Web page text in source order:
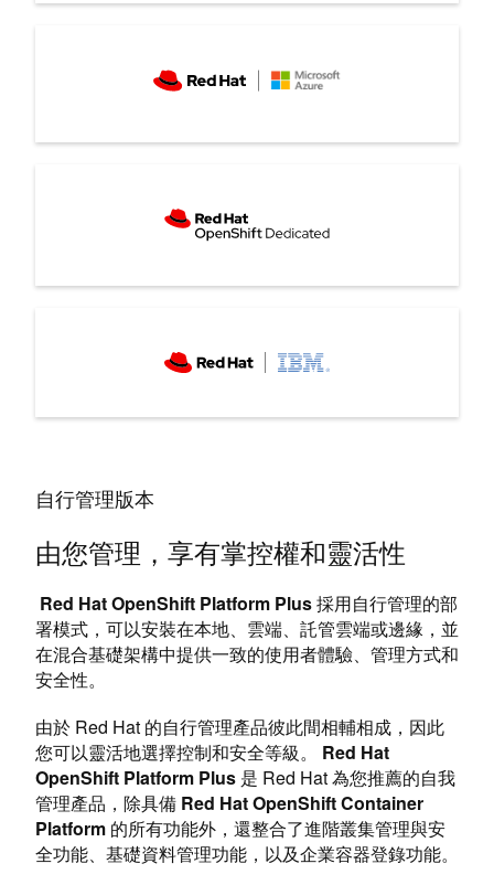
自行管理版本
由您管理，享有掌控權和靈活性
Red Hat OpenShift Platform Plus採用自行管理的部
署模式，可以安裝在本地、雲端、託管雲端或邊緣，並
在混合基礎架構中提供一致的使用者體驗、管理方式和
安全性。
由於 Red Hat 的自行管理產品彼此間相輔相成，因此
您可以靈活地選擇控制和安全等級。 Red Hat
OpenShift Platform Plus 是 Red Hat 為您推薦的自我
管理產品，除具備 Red Hat OpenShift Container
Platform 的所有功能外，還整合了進階叢集管理與安
全功能、基礎資料管理功能，以及企業容器登錄功能。